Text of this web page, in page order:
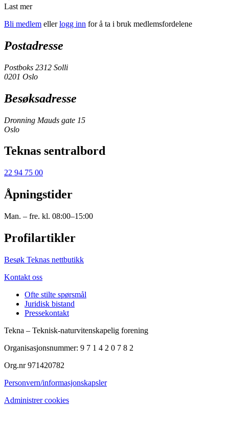
Last mer
Bli medlem ellerlogg inn for å ta i bruk medlemsfordelene
Postadresse
Postboks 2312 Solli
0201 Oslo
Besøksadresse
Dronning Mauds gate 15
Oslo
Teknas sentralbord
22 94 75 00
Åpningstider
Man. – fre. kl. 08:00–15:00
Profilartikler
Besøk Teknas nettbutikk
Kontakt oss
Ofte stilte spørsmål
Juridisk bistand
Pressekontakt
Tekna – Teknisk-naturvitenskapelig forening
Organisasjonsnummer: 9 7 1 4 2 0 7 8 2
Org.nr 971420782
Personvern/informasjonskapsler
Administrer cookies